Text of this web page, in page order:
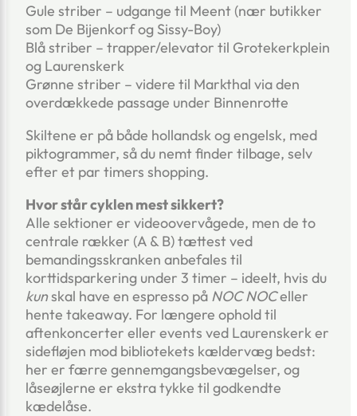
Gule striber – udgange til Meent (nær butikker
som De Bijenkorf og Sissy-Boy)
Blå striber – trapper/elevator til Grotekerkplein
og Laurenskerk
Grønne striber – videre til Markthal via den
overdækkede passage under Binnenrotte
Skiltene er på både hollandsk og engelsk, med
piktogrammer, så du nemt finder tilbage, selv
efter et par timers shopping.
Hvor står cyklen mest sikkert?
Alle sektioner er videoovervågede, men de to
centrale rækker (A & B) tættest ved
bemandingsskranken anbefales til
korttidsparkering under 3 timer – ideelt, hvis du
kunskal have en espresso på NOC NOCeller
hente takeaway. For længere ophold til
aftenkoncerter eller events ved Laurenskerk er
sidefløjen mod bibliotekets kældervæg bedst:
her er færre gennemgangsbevægelser, og
låseøjlerne er ekstra tykke til godkendte
kædelåse.